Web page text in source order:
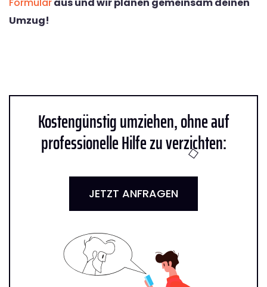
Formularaus und wir planen gemeinsam deinen
Umzug!
Kostengünstig umziehen, ohne auf
professionelle Hilfe zu verzichten:
JETZT ANFRAGEN